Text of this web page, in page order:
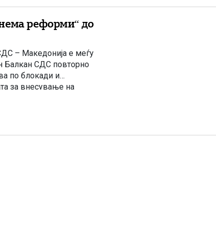
реформи“ до
– Македонија е меѓу
Балкан СДС повторно
по блокади и
за внесување на
[…]